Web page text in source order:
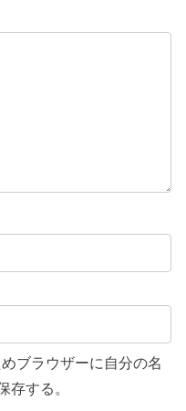
ブラウザーに自分の名
存する。